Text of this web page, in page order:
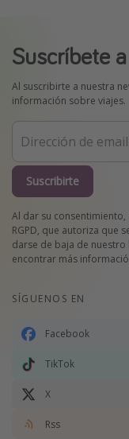
Suscríbete
Al suscribirte a nuestra
información sobre viajes.
Suscribirte
Al dar su
RGPD, que autoriza que
darse de baja de
encontrar más
SÍGUENOS EN
Facebook
TikTok
X
Rss